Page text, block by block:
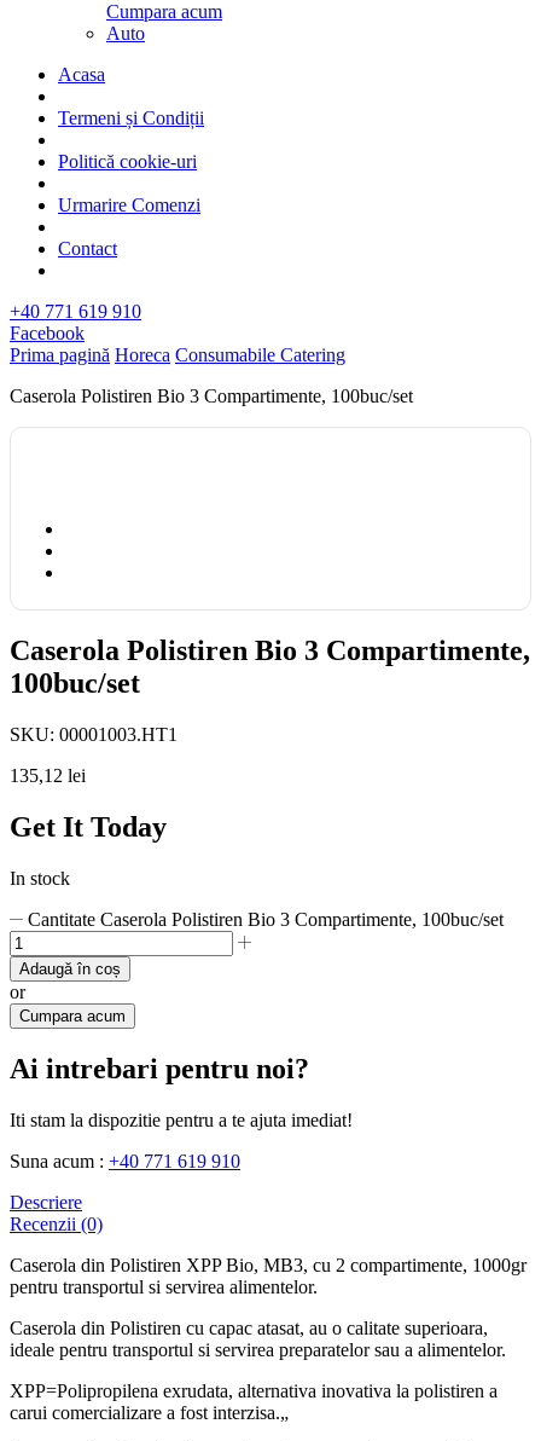
Cumpara acum
Auto
Acasa
Termeni și Condiții
Politică cookie-uri
Urmarire Comenzi
Contact
+40 771 619 910
Facebook
Prima pagină Horeca Consumabile Catering
Caserola Polistiren Bio 3 Compartimente, 100buc/set
Caserola Polistiren Bio 3 Compartimente,
100buc/set
SKU: 00001003.HT1
135,12 lei
Get It Today
In stock
Cantitate Caserola Polistiren Bio 3 Compartimente, 100buc/set
Adaugă în coș
or
Cumpara acum
Ai intrebari pentru noi?
Iti stam la dispozitie pentru a te ajuta imediat!
Suna acum : +40 771 619 910
Descriere
Recenzii (0)
Caserola din Polistiren XPP Bio, MB3, cu 2 compartimente, 1000gr
pentru transportul si servirea alimentelor.
Caserola din Polistiren cu capac atasat, au o calitate superioara,
ideale pentru transportul si servirea preparatelor sau a alimentelor.
XPP=Polipropilena exrudata, alternativa inovativa la polistiren a
carui comercializare a fost interzisa.„